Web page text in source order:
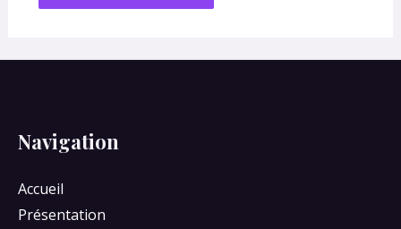
Navigation
Accueil
Présentation